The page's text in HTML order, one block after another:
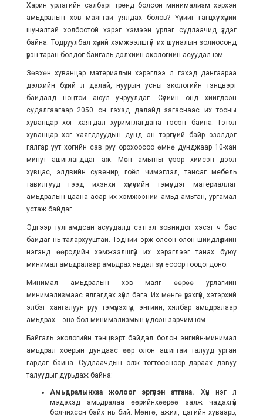
Харин урлагийн салбарт тренд болсон минимализм хэрхэн
амьдралын хэв маягтай уялдах болов? Үүнийг гагцхүү хүний
шуналтай холбоотой хэрэг хэмээн урлаг судлаачид үздэг
байна. Тодруулбал хүний хэмжээлшгүй их шуналын золиосонд
үрэн таран болдог байгаль дэлхийн экологийн асуудал юм.
Зөвхөн хуванцар материалын хэрэглээ л гэхэд дангаараа
дэлхийн бүхий л далай, нуурын усны экологийн тэнцвэрт
байдалд ноцтой аюул учруулдаг. Сүүлийн онд хийгдсэн
судалгаагаар 2050 он гэхэд далайд загаснаас их тооны
хуванцар хог хаягдал хуримтлагдана гэсэн байна. Гэтэл
хуванцар хог хаягдлуудын дунд эн тэргүүний байр эзэлдэг
гялгар уут хогийн сав руу орохоосоо өмнө дунджаар 10-хан
минут ашиглагддаг аж. Мөн амьтны үсээр хийсэн дээл
хувцас, элдвийн сувенир, гоёл чимэглэл, тансаг мебель
тавилгууд гээд ихэнхи хүмүүсийн тэмүүлдэг материаллаг
амьдралын цаана асар их хэмжээний амьд амьтан, ургамал
устаж байдаг.
Эдгээр тулгамдсан асуудалд сэтгэл зовнидог хэсэг ч бас
байдаг нь талархууштай. Тэдний эрж олсон олон шийдлүүдийн
нэгэнд өөрсдийн хэмжээлшгүй их хэрэглээг танах буюу
минимал амьдралаар амьдрах явдал зүй ёсоор тооцогдоно.
Минимал амьдралын хэв маяг өөрөө урлагийн
минимализмаас ялгагдах зүйл бага. Их мөнгө үрэхгүй, хэтэрхий
элбэг хангалуун руу тэмүүлэхгүй, энгийн, хялбар амьдралаар
амьдрах... энэ бол минимализмын үндсэн зарчим юм.
Байгаль экологийн тэнцвэрт байдал болон энгийн-минимал
амьдрал хоёрын дундаас өөр олон ашигтай талууд урган
гардаг байна. Судлаачдын олж тогтоосноор дараах давуу
талуудыг дурьдаж байна:
Амьдралынхаа жолоог эргүүлэн атгана.
Хүн нэг л
мэдэхэд амьдралаа өөрийнхөөрөө залж чадахгүй
болчихсон байх нь бий. Мөнгө, ажил, цагийн хуваарь,